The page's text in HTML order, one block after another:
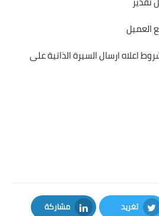
اعلاه ارسال السيرة الذاتية على
تغريد مشاركة